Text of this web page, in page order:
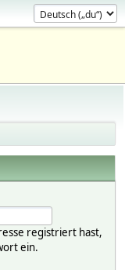
registriert hast,
ein.